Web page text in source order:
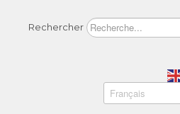
Rechercher